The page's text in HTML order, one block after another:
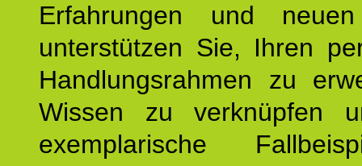
Erfahrungen und
unterstützen Sie, Ihren
Handlungsrahmen zu
Wissen zu verknüpfen
exemplarische